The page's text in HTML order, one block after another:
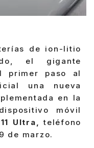
de ion-litio
el gigante
primer paso al
una nueva
en la
móvil
Ultra,teléfono
de marzo.